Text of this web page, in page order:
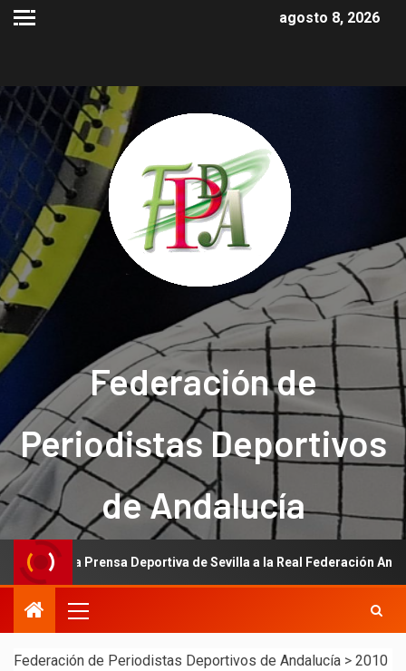
agosto 8, 2026
Federación de
Periodistas Deportivos
de Andalucía
de la Prensa Deportiva de Sevilla a la Real Federación Andaluza
Federación de Periodistas Deportivos de Andalucía > 2010